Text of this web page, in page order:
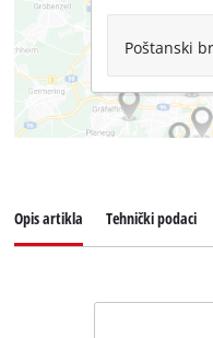
Poštanski
Opis artikla Tehnički podaci